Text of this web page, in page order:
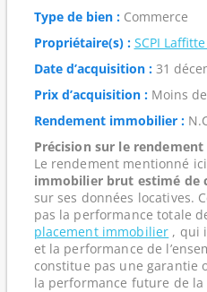
Type de bien :Commerce
Propriétaire(s) : SCPI
Date d’acquisition :31
Prix d’acquisition :Moins de
Rendement immobilier :
Précision sur le
Le rendement mentionné
immobilier brut estimé de
sur ses données locatives.
pas la performance totale
placement immobilier , qui
et la performance de
constitue pas une garantie
la performance future de la